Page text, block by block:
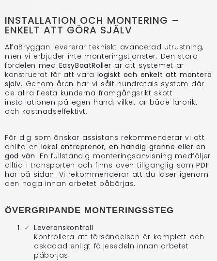
INSTALLATION OCH MONTERING –
ENKELT ATT GÖRA SJÄLV
AlfaBryggan levererar tekniskt avancerad utrustning,
men vi erbjuder inte monteringstjänster. Den stora
fördelen med EasyBoatRoller är att systemet är
konstruerat för att vara logiskt och enkelt att montera
själv. Genom åren har vi sålt hundratals system där
de allra flesta kunderna framgångsrikt skött
installationen på egen hand, vilket är både lärorikt
och kostnadseffektivt.
För dig som önskar assistans rekommenderar vi att
anlita en lokal entreprenör, en händig granne eller en
god vän. En fullständig monteringsanvisning medföljer
alltid i transporten och finns även tillgänglig somPDF
här på sidan. Vi rekommenderar att du läser igenom
den noga innan arbetet påbörjas.
ÖVERGRIPANDE MONTERINGSSTEG
Leveranskontroll
Kontrollera att försändelsen är komplett och
oskadad enligt följesedeln innan arbetet
påbörjas.